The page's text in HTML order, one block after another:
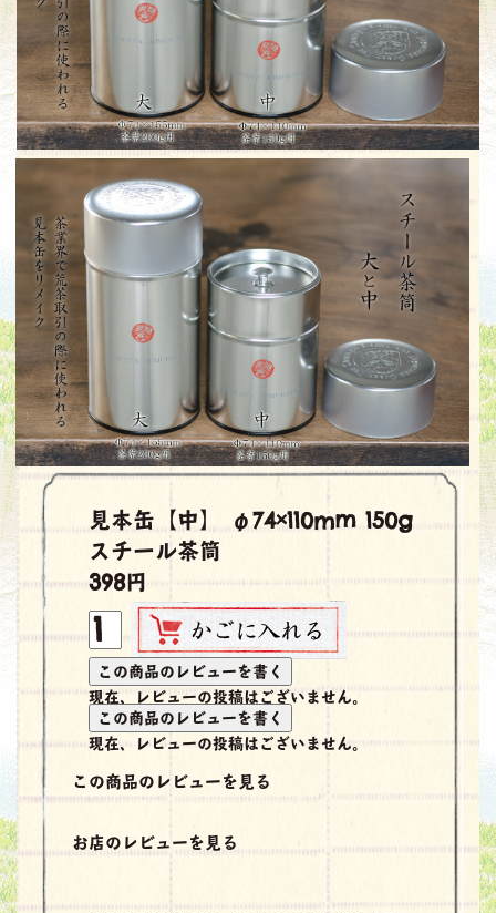
見本缶【中】 φ74×110mm 150g
スチール茶筒
398円
現在、レビューの投稿はございません。
現在、レビューの投稿はございません。
この商品のレビューを見る
お店のレビューを見る